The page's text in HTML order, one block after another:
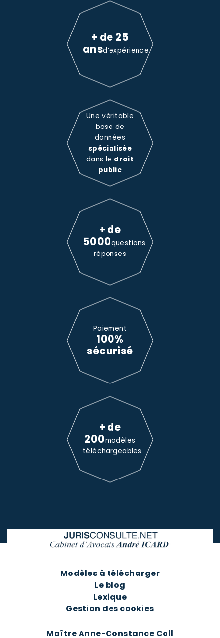
+ de 25
ansd’expérience
Une véritable
base de
données
spécialisée
dans le droit
public
+ de
5000questions
réponses
Paiement
100%
sécurisé
+ de
200modèles
téléchargeables
Modèles à télécharger
Le blog
Lexique
Gestion des cookies
Maître Anne-Constance Coll